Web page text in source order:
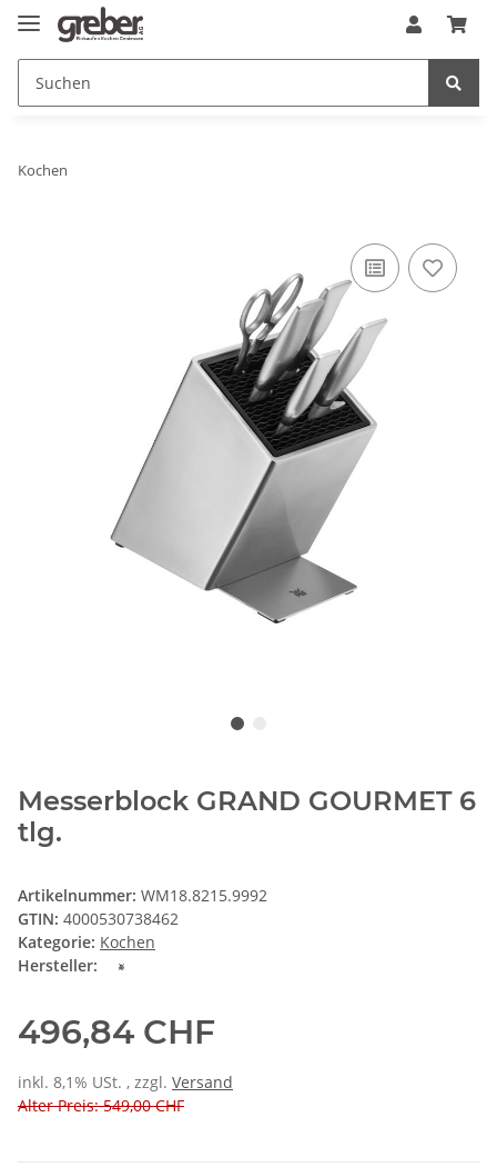
Kochen
Messerblock GRAND GOURMET 6
tlg.
Artikelnummer: WM18.8215.9992
GTIN: 4000530738462
Kategorie: Kochen
Hersteller:
496,84 CHF
inkl. 8,1% USt. , zzgl. Versand
Alter Preis: 549,00 CHF